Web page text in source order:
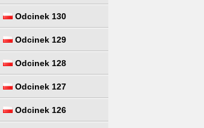
Odcinek 130
Odcinek 129
Odcinek 128
Odcinek 127
Odcinek 126